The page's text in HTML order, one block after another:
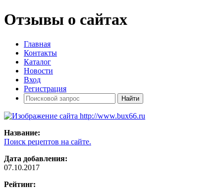
Отзывы о сайтах
Главная
Контакты
Каталог
Новости
Вход
Регистрация
Название:
Поиск рецептов на сайте.
Дата добавления:
07.10.2017
Рейтинг: